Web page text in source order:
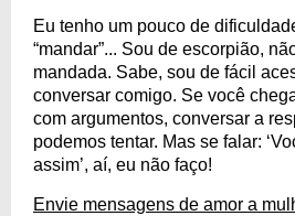
Eu tenho um pouco de
“mandar”... Sou de escorpião,
mandada. Sabe, sou de fácil
conversar comigo. Se você
com argumentos, conversar a
podemos tentar. Mas se falar:
assim’, aí, eu não faço!
Envie mensagens de amor a